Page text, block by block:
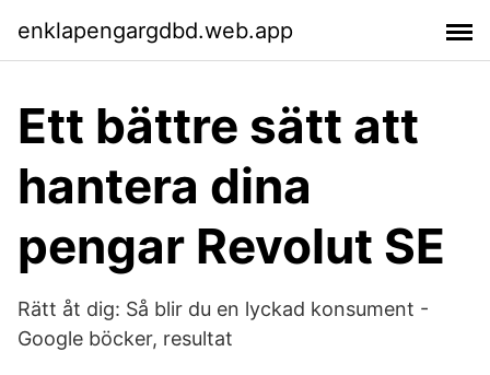
enklapengargdbd.web.app
Ett bättre sätt att
hantera dina
pengar Revolut SE
Rätt åt dig: Så blir du en lyckad konsument -
Google böcker, resultat